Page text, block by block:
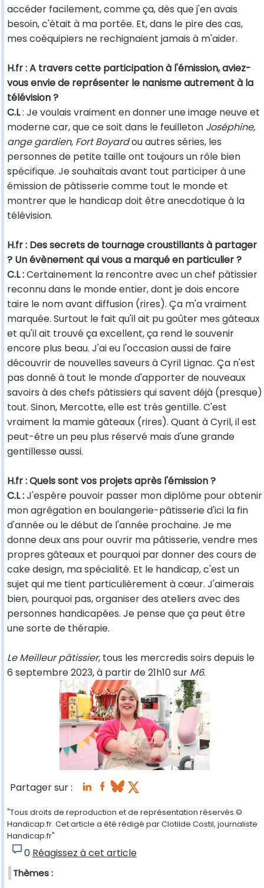
accéder facilement, comme ça, dès que j'en avais
besoin, c'était à ma portée. Et, dans le pire des cas,
mes coéquipiers ne rechignaient jamais à m'aider.
H.fr : A travers cette participation à l'émission, aviez-
vous envie de représenter le nanisme autrement à la
télévision ?
C.L: Je voulais vraiment en donner une image neuve et
moderne car, que ce soit dans le feuilleton Joséphine,
ange gardien, Fort Boyardou autres séries, les
personnes de petite taille ont toujours un rôle bien
spécifique. Je souhaitais avant tout participer à une
émission de pâtisserie comme tout le monde et
montrer que le handicap doit être anecdotique à la
télévision.
H.fr : Des secrets de tournage croustillants à partager
? Un évènement qui vous a marqué en particulier ?
C.L :Certainement la rencontre avec un chef pâtissier
reconnu dans le monde entier, dont je dois encore
taire le nom avant diffusion (rires). Ça m'a vraiment
marquée. Surtout le fait qu'il ait pu goûter mes gâteaux
et qu'il ait trouvé ça excellent, ça rend le souvenir
encore plus beau. J'ai eu l'occasion aussi de faire
découvrir de nouvelles saveurs à Cyril Lignac. Ça n'est
pas donné à tout le monde d'apporter de nouveaux
savoirs à des chefs pâtissiers qui savent déjà (presque)
tout. Sinon, Mercotte, elle est très gentille. C'est
vraiment la mamie gâteaux (rires). Quant à Cyril, il est
peut-être un peu plus réservé mais d'une grande
gentillesse aussi.
H.fr : Quels sont vos projets après l'émission ?
C.L :J'espère pouvoir passer mon diplôme pour obtenir
mon agrégation en boulangerie-pâtisserie d'ici la fin
d'année ou le début de l'année prochaine. Je me
donne deux ans pour ouvrir ma pâtisserie, vendre mes
propres gâteaux et pourquoi par donner des cours de
cake design, ma spécialité. Et le handicap, c'est un
sujet qui me tient particulièrement à cœur. J'aimerais
bien, pourquoi pas, organiser des ateliers avec des
personnes handicapées. Je pense que ça peut être
une sorte de thérapie.
Le Meilleur pâtissier, tous les mercredis soirs depuis le
6 septembre 2023, à partir de 21h10 sur M6.
Partager sur :
"Tous droits de reproduction et de représentation réservés.©
Handicap.fr. Cet article a été rédigé par Clotilde Costil, journaliste
Handicap.fr"
0 Réagissez à cet article
Thèmes :